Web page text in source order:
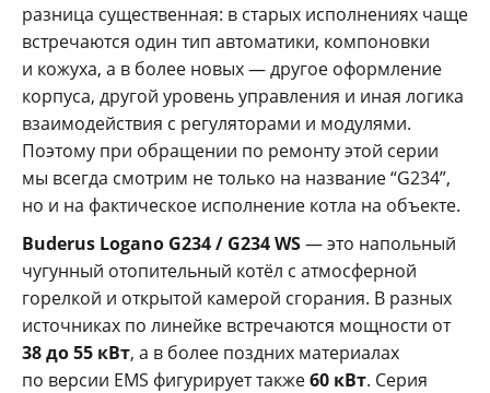
разница существенная: в старых исполнениях чаще
встречаются один тип автоматики, компоновки
и кожуха, а в более новых — другое оформление
корпуса, другой уровень управления и иная логика
взаимодействия с регуляторами и модулями.
Поэтому при обращении по ремонту этой серии
мы всегда смотрим не только на название “G234”,
но и на фактическое исполнение котла на объекте.
Buderus Logano G234 / G234 WS— это напольный
чугунный отопительный котёл с атмосферной
горелкой и открытой камерой сгорания. В разных
источниках по линейке встречаются мощности от
38 до 55 кВт, а в более поздних материалах
по версии EMS фигурирует также60 кВт. Серия